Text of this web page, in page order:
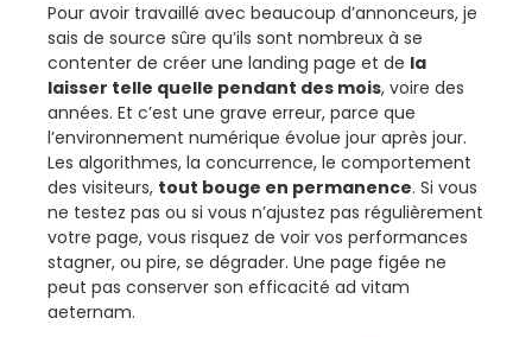
Pour avoir travaillé avec beaucoup d’annonceurs, je
sais de source sûre qu’ils sont nombreux à se
contenter de créer une landing page et de la
laisser telle quelle pendant des mois, voire des
années. Et c’est une grave erreur, parce que
l’environnement numérique évolue jour après jour.
Les algorithmes, la concurrence, le comportement
des visiteurs, tout bouge en permanence. Si vous
ne testez pas ou si vous n’ajustez pas régulièrement
votre page, vous risquez de voir vos performances
stagner, ou pire, se dégrader. Une page figée ne
peut pas conserver son efficacité ad vitam
aeternam.